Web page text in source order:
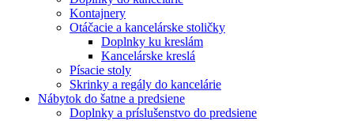
Kontajnery
Otáčacie a kancelárske stoličky
Doplnky ku kreslám
Kancelárske kreslá
Písacie stoly
Skrinky a regály do kancelárie
Nábytok do šatne a predsiene
Doplnky a príslušenstvo do predsiene